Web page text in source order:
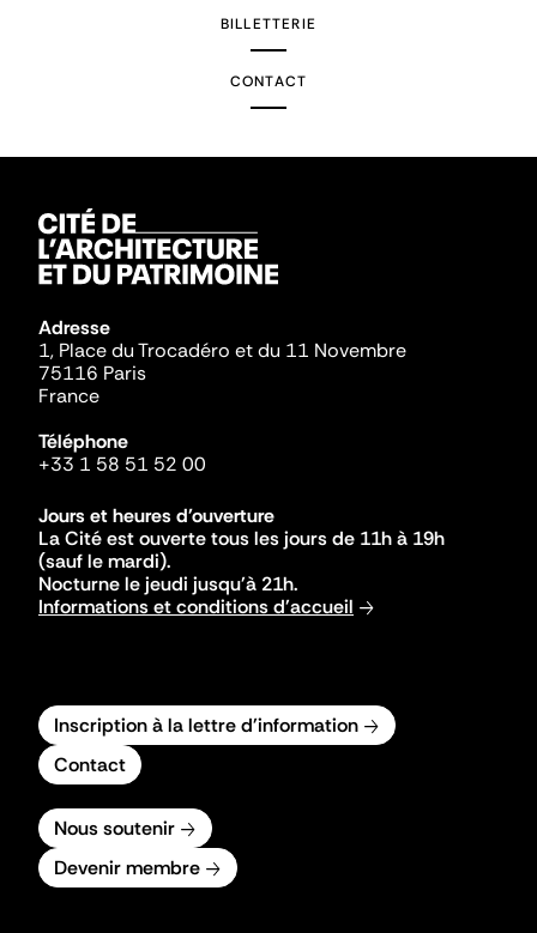
BILLETTERIE
CONTACT
Adresse
1, Place du Trocadéro et du 11 Novembre
75116 Paris
France
Téléphone
+33 1 58 51 52 00
Jours et heures d'ouverture
La Cité est ouverte tous les jours de 11h à 19h
(sauf le mardi).
Nocturne le jeudi jusqu'à 21h.
Informations et conditions d'accueil
Inscription à la lettre d'information
Contact
Nous soutenir
Devenir membre